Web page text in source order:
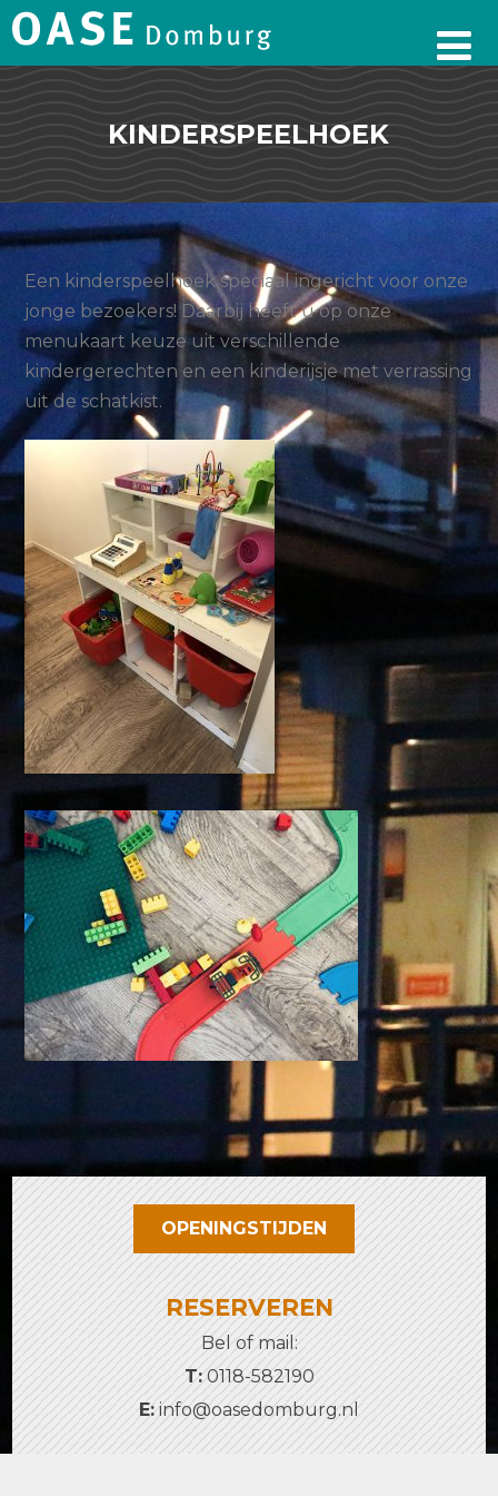
KINDERSPEELHOEK
Een kinderspeelhoek speciaal ingericht voor onze
jonge bezoekers! Daarbij heeft u op onze
menukaart keuze uit verschillende
kindergerechten en een kinderijsje met verrassing
uit de schatkist.
OPENINGSTIJDEN
RESERVEREN
Bel of mail:
T:0118-582190
E: info@oasedomburg.nl